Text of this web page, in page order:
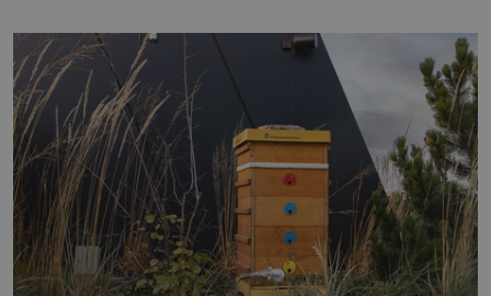
lotyšské Rigy? Casanova v Pobaltí kontaktoval tamní
zednářské lóže. Nebyl v této oblasti žádným nováčkem,
protože do zednářské